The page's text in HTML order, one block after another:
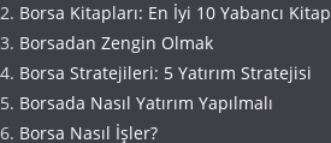
Borsa Kitapları: En İyi 10 Yabancı Kitap
Borsadan Zengin Olmak
Borsa Stratejileri: 5 Yatırım Stratejisi
Borsada Nasıl Yatırım Yapılmalı
Borsa Nasıl İşler?